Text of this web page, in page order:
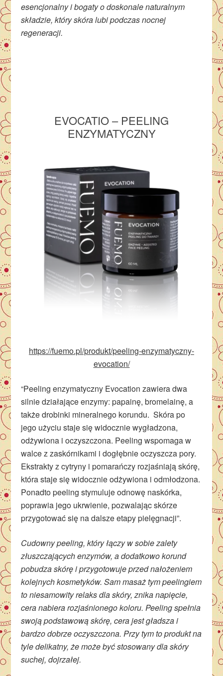
esencjonalny i bogaty o doskonale naturalnym
składzie, który skóra lubi podczas nocnej
regeneracji.
EVOCATIO – PEELING
ENZYMATYCZNY
https://fuemo.pl/produkt/peeling-enzymatyczny-
evocation/
“Peeling enzymatyczny Evocation zawiera dwa
silnie działające enzymy: papainę, bromelainę, a
także drobinki mineralnego korundu. Skóra po
jego użyciu staje się widocznie wygładzona,
odżywiona i oczyszczona. Peeling wspomaga w
walce z zaskórnikami i dogłębnie oczyszcza pory.
Ekstrakty z cytryny i pomarańczy rozjaśniają skórę,
która staje się widocznie odżywiona i odmłodzona.
Ponadto peeling stymuluje odnowę naskórka,
poprawia jego ukrwienie, pozwalając skórze
przygotować się na dalsze etapy pielęgnacji”.
Cudowny peeling, który łączy w sobie zalety
złuszczających enzymów, a dodatkowo korund
pobudza skórę i przygotowuje przed nałożeniem
kolejnych kosmetyków. Sam masaż tym peelingiem
to niesamowity relaks dla skóry, znika napięcie,
cera nabiera rozjaśnionego koloru. Peeling spełnia
swoją podstawową skórę, cera jest gładsza i
bardzo dobrze oczyszczona. Przy tym to produkt na
tyle delikatny, że może być stosowany dla skóry
suchej, dojrzałej.